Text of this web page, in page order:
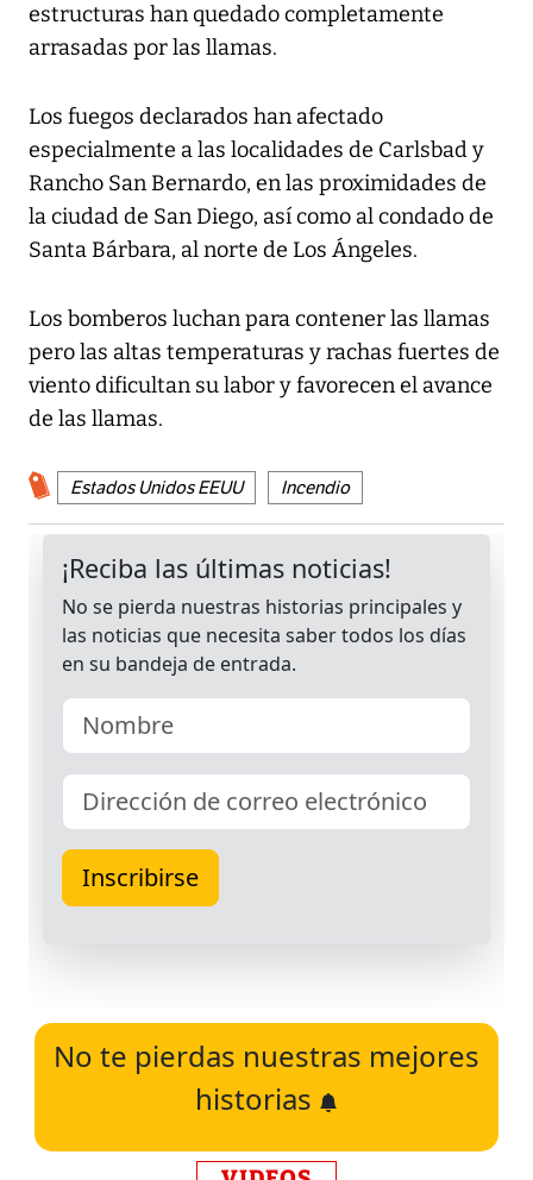
estructuras han quedado completamente
arrasadas por las llamas.
Los fuegos declarados han afectado
especialmente a las localidades de Carlsbad y
Rancho San Bernardo, en las proximidades de
la ciudad de San Diego, así como al condado de
Santa Bárbara, al norte de Los Ángeles.
Los bomberos luchan para contener las llamas
pero las altas temperaturas y rachas fuertes de
viento dificultan su labor y favorecen el avance
de las llamas.
Estados Unidos EEUU Incendio
No te pierdas nuestras mejores
historias